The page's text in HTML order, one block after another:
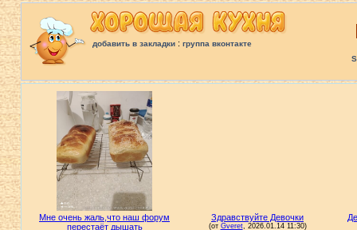
добавить в закладки: группа вконтакте